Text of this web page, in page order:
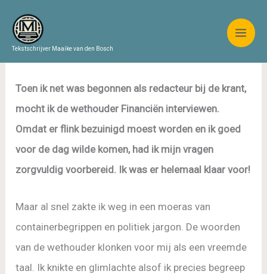
naar
Tekstschrijver Maaike van den Bosch
Toen ik net was begonnen als redacteur bij de krant,
mocht ik de wethouder Financiën interviewen.
Omdat er flink bezuinigd moest worden en ik goed
voor de dag wilde komen, had ik mijn vragen
zorgvuldig voorbereid. Ik was er helemaal klaar voor!
Maar al snel zakte ik weg in een moeras van
containerbegrippen en politiek jargon. De woorden
van de wethouder klonken voor mij als een vreemde
taal. Ik knikte en glimlachte alsof ik precies begreep